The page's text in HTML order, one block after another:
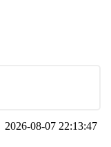
2026-08-07 22:13:47